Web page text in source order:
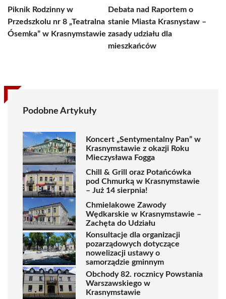
Piknik Rodzinny w
Przedszkolu nr 8 „Teatralna
Ósemka” w Krasnymstawie
Debata nad Raportem o
stanie Miasta Krasnystaw –
zasady udziału dla
mieszkańców
Podobne Artykuły
Koncert „Sentymentalny Pan” w
Krasnymstawie z okazji Roku
Mieczysława Fogga
Chill & Grill oraz Potańcówka
pod Chmurką w Krasnymstawie
– Już 14 sierpnia!
Chmielakowe Zawody
Wędkarskie w Krasnymstawie –
Zachęta do Udziału
Konsultacje dla organizacji
pozarządowych dotyczące
nowelizacji ustawy o
samorządzie gminnym
Obchody 82. rocznicy Powstania
Warszawskiego w
Krasnymstawie